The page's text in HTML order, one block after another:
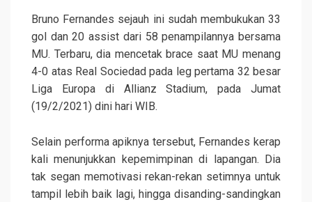
Bruno Fernandes sejauh ini sudah membukukan 33
gol dan 20 assist dari 58 penampilannya bersama
MU. Terbaru, dia mencetak brace saat MU menang
4-0 atas Real Sociedad pada leg pertama 32 besar
Liga Europa di Allianz Stadium, pada Jumat
(19/2/2021) dini hari WIB.
Selain performa apiknya tersebut, Fernandes kerap
kali menunjukkan kepemimpinan di lapangan. Dia
tak segan memotivasi rekan-rekan setimnya untuk
tampil lebih baik lagi, hingga disanding-sandingkan